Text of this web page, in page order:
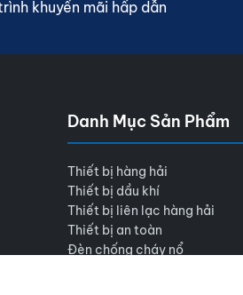
khuyến mãi hấp dẫn
Danh Mục Sản Phẩm
Thiết bị hàng hải
Thiết bị dầu khí
Thiết bị liên lạc hàng hải
Thiết bị an toàn
Đèn chống cháy nổ